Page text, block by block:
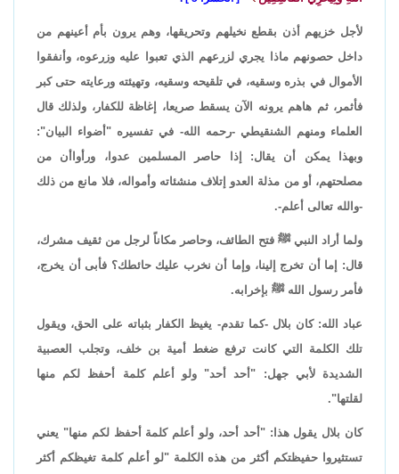
لأجل خزيهم أذن بقطع نخيلهم وتحريقها، وهم يرون بأم أعينهم من
داخل حصونهم ماذا يجري لزرعهم الذي تعبوا عليه وزرعوه، وأنفقوا
الأموال في بذره وسقيه، في تلقيحه وسقيه، وتهيئته ورعايته حتى كبر
فأثمر، ثم هاهم يرونه الآن يسقط صريعا، إغاظة للكفار، ولذلك قال
العلماء ومنهم الشنقيطي -رحمه الله- في تفسيره "أضواء البيان":
وبهذا يمكن أن يقال: إذا حاصر المسلمين عدوا، ورأواأن من
مصلحتهم، أو من مذلة العدو إتلاف منشئاته وأمواله، فلا مانع من ذلك
-والله تعالى أعلم-.
ولما أراد النبي ﷺ فتح الطائف، وحاصر مكاناً لرجل من ثقيف مشرك،
قال: إما أن تخرج إلينا، وإما أن نخرب عليك حائطك؟ فأبى أن يخرج،
فأمر رسول الله ﷺ بإخرابه.
عباد الله: كان بلال -كما تقدم- يغيظ الكفار بثباته على الحق، ويقول
تلك الكلمة التي كانت ترفع ضغط أمية بن خلف، وتجلب العصبية
الشديدة لأبي جهل: "أحد أحد" ولو أعلم كلمة أحفظ لكم منها
لقلتها".
كان بلال يقول هذا: "أحد أحد، ولو أعلم كلمة أحفظ لكم منها" يعني
تستثيروا حفيظتكم أكثر من هذه الكلمة "لو أعلم كلمة تغيظكم أكثر